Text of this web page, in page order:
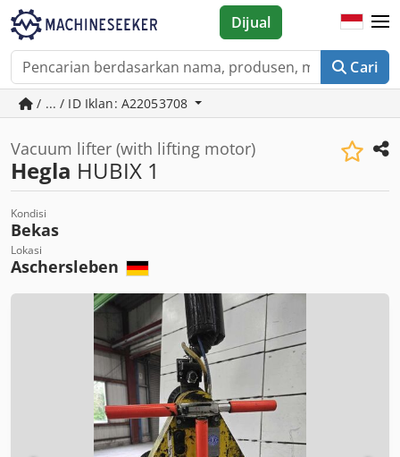
Cari
Dijual
/ ... / ID Iklan: A22053708
Vacuum lifter (with lifting motor)
Hegla HUBIX 1
Kondisi
Bekas
Lokasi
Aschersleben